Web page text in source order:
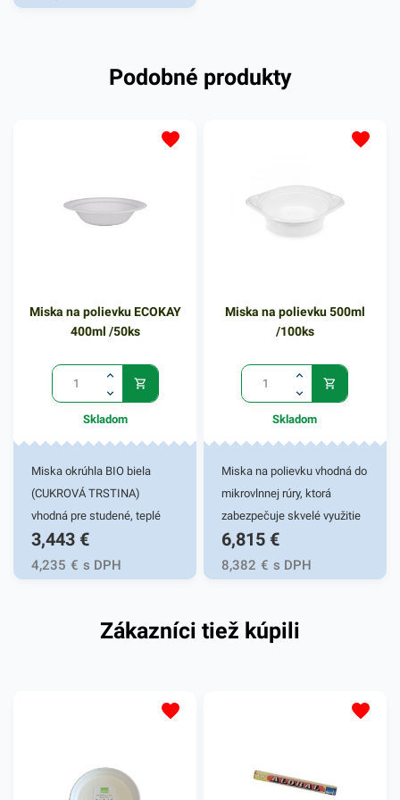
je veľmi praktickým
a iných potravinových
určená na balenie prevažne
podobne. Miska zabezpečí
vyhotovení. V našej ponuke
produkty, ktoré vás zaručene
Podobné produkty
Miska na polievku ECOKAY
400ml /50ks
Skladom
Miska okrúhla BIO biela
(CUKROVÁ TRSTINA)
vhodná pre studené, teplé
jedlá a mastnejšie pokrmy.
Využitie pre cukrárne, fast
foody, bufety, jedálne, na
trhoch, oslavách, záhradnej
tráv, ktorá po zrezaní a zbere
mm, ktoré dosahujú výšku až
3,443 €
4,235 € s DPH
Miska na polievku 500ml
/100ks
Skladom
Miska na polievku vhodná do
mikrovlnnej rúry, ktorá
zabezpečuje skvelé využitie
pre jedálne, fast foody,
bufety, na catering, party,
piknik a rôzne podujatia.
6,815 €
8,382 € s DPH
Zákazníci tiež kúpili